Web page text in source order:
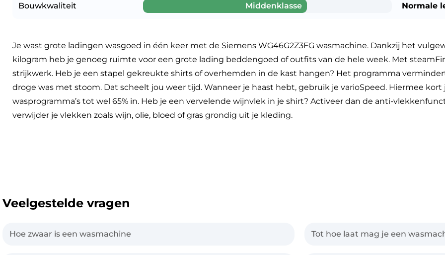
Bouwkwaliteit Middenklasse Normale
Je wast grote ladingen wasgoed in één keer met de Siemens WG46G2Z3FG wasmachine. Dankzij het
kilogram heb je genoeg ruimte voor een grote lading beddengoed of outfits van de hele week. Met
strijkwerk. Heb je een stapel gekreukte shirts of overhemden in de kast hangen? Het programma
droge was met stoom. Dat scheelt jou weer tijd. Wanneer je haast hebt, gebruik je varioSpeed. Hiermee kort
wasprogramma’s tot wel 65% in. Heb je een vervelende wijnvlek in je shirt? Activeer dan de anti-
verwijder je vlekken zoals wijn, olie, bloed of gras grondig uit je kleding.
Veelgestelde vragen
Hoe zwaar is een wasmachine Tot hoe laat mag je een